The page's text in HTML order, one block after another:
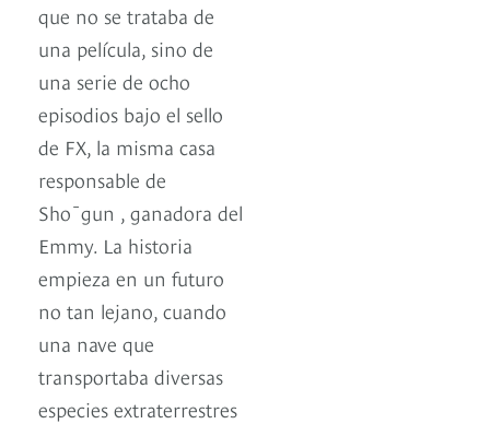
que no se trataba de
una película, sino de
una serie de ocho
episodios bajo el sello
de FX, la misma casa
responsable de
Shōgun , ganadora del
Emmy. La historia
empieza en un futuro
no tan lejano, cuando
una nave que
transportaba diversas
especies extraterrestres